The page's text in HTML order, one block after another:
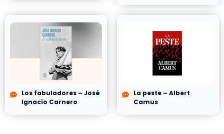
Los fabuladores – José
Ignacio Carnero
La peste – Albert
Camus